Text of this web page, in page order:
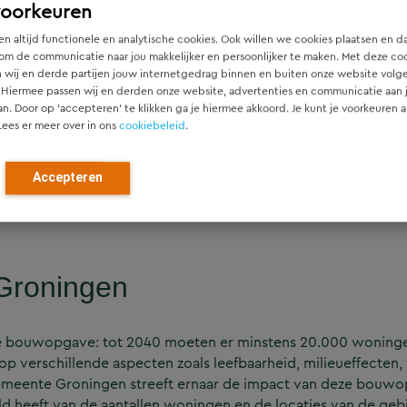
altijd functionele en analytische cookies. Ook willen we cookies plaatsen en
de communicatie naar jou makkelijker en persoonlijker te maken. Met deze
wij en derde partijen jouw internetgedrag binnen en buiten onze website
passen wij en derden onze website, advertenties en communicatie aan
Door op ‘accepteren’ te klikken ga je hiermee akkoord. Je kunt je voorkeuren
er meer over in onscookiebeleid.
Accepteren
een uitgebreide kwantitatieve en
De analyse richt zich op de
bij diverse
uit de analyse kan de gemeente Groningen
te verduurzamen en de impact van de
tot 2040 moeten er minstens 20.000
verschillende aspecten zoals leefbaarheid,
Groningen streeft ernaar de impact van deze